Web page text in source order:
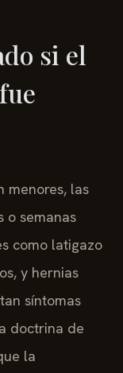
si el
menores, las
o semanas
como latigazo
y hernias
síntomas
doctrina de
la